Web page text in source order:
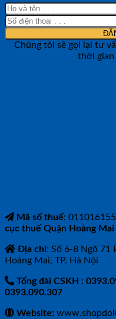
Chúng tôi sẽ gọi lại tư
thời gian
Mã số thuế:
cục thuế Quận Hoàng Mai
Địa chỉ: Số 6-8 Ngõ 71
Hoàng Mai, TP. Hà Nội
Tổng đài CSKH :
0393.090.307
Website: